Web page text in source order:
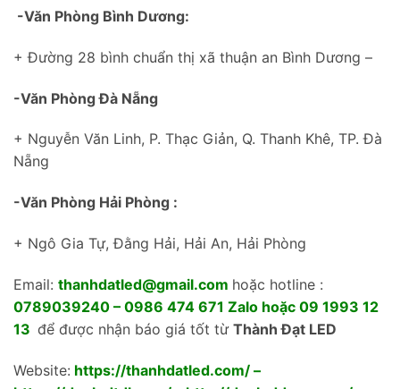
-Văn Phòng Bình Dương:
+ Đường 28 bình chuẩn thị xã thuận an Bình Dương –
-Văn Phòng Đà Nẵng
+ Nguyễn Văn Linh, P. Thạc Giản, Q. Thanh Khê, TP. Đà
Nẵng
-Văn Phòng Hải Phòng :
+ Ngô Gia Tự, Đằng Hải, Hải An, Hải Phòng
Email: thanhdatled@gmail.com hoặc hotline :
0789039240 – 0986 474 671 Zalo hoặc 09 1993 12
13 để được nhận báo giá tốt từ Thành Đạt LED
Website: https://thanhdatled.com/ –